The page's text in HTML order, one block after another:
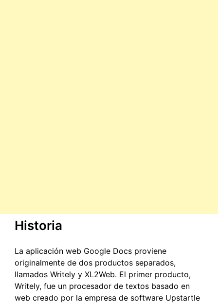
Historia
La aplicación web Google Docs proviene
originalmente de dos productos separados,
llamados Writely y XL2Web. El primer producto,
Writely, fue un procesador de textos basado en
web creado por la empresa de software Upstartle